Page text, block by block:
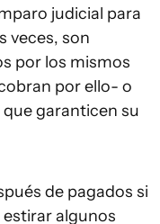
judicial para
veces, son
por los mismos
por ello- o
garanticen su
de pagados si
algunos